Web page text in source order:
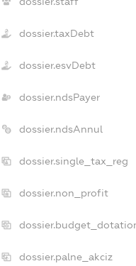
dossier.taxDebt
dossier.esvDebt
dossier.ndsPayer
dossier.ndsAnnul
dossier.single_tax_reg
dossier.non_profit
dossier.palne_akciz